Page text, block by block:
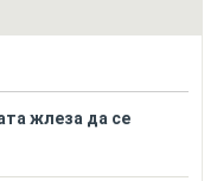
жлеза да се